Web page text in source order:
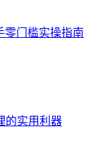
零门槛实操指南
的实用利器